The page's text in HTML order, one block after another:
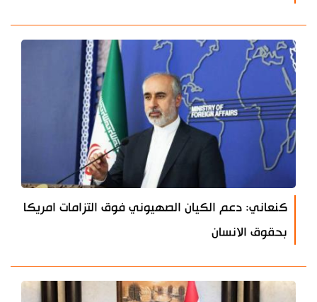
كنعاني: دعم الكيان الصهيوني فوق التزامات امريكا
بحقوق الانسان